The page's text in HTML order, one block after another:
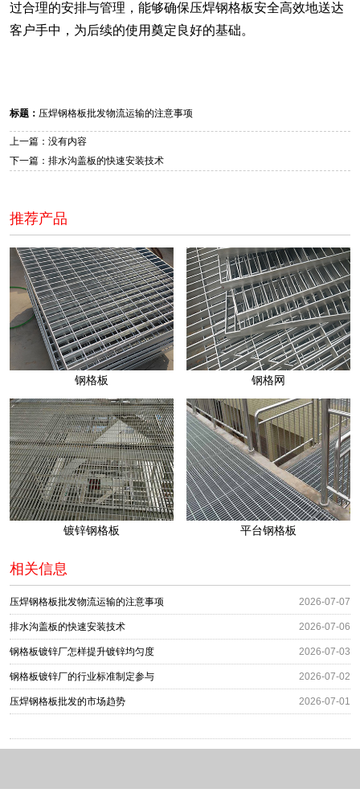
过合理的安排与管理，能够确保压焊钢格板安全高效地送达
客户手中，为后续的使用奠定良好的基础。
标题： 压焊钢格板批发物流运输的注意事项
上一篇：没有内容
下一篇：排水沟盖板的快速安装技术
推荐产品
钢格板 钢格网
镀锌钢格板 平台钢格板
相关信息
压焊钢格板批发物流运输的注意事项 2026-07-07
排水沟盖板的快速安装技术 2026-07-06
钢格板镀锌厂怎样提升镀锌均匀度 2026-07-03
钢格板镀锌厂的行业标准制定参与 2026-07-02
压焊钢格板批发的市场趋势 2026-07-01